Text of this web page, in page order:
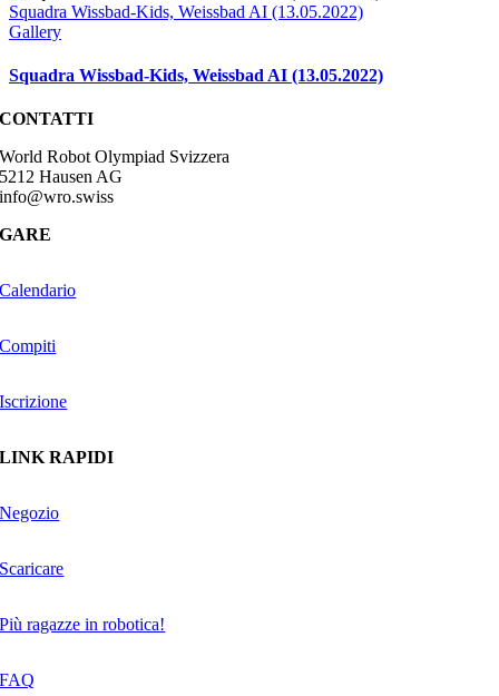
Squadra Wissbad-Kids, Weissbad AI (13.05.2022)
Gallery
Squadra Wissbad-Kids, Weissbad AI (13.05.2022)
CONTATTI
World Robot Olympiad Svizzera
5212 Hausen AG
info@wro.swiss
GARE
Calendario
Compiti
Iscrizione
LINK RAPIDI
Negozio
Scaricare
Più ragazze in robotica!
FAQ